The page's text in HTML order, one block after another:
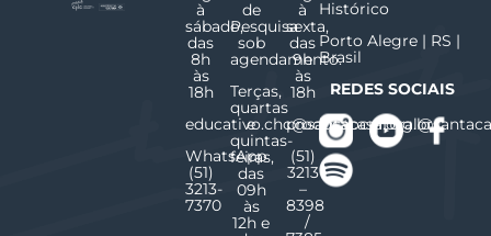
à
sábado,
das
8h
às
18h
educativo.chc@santacasa.org.br
WhatsApp
(51)
3213-
7370
de
Pesquisa
sob
agendamento.
Terças,
quartas
e
quintas-
feiras,
das
09h
às
12h e
à
sexta,
das
9h
às
18h
(51)
3213
–
8398
/
Histórico
Porto Alegre | RS |
Brasil
REDES SOCIAIS